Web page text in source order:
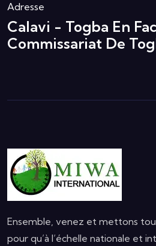
Adresse
Calavi - Togba En
Commissariat De
Ensemble, venez et mettons
pour qu’à l’échelle nationale et